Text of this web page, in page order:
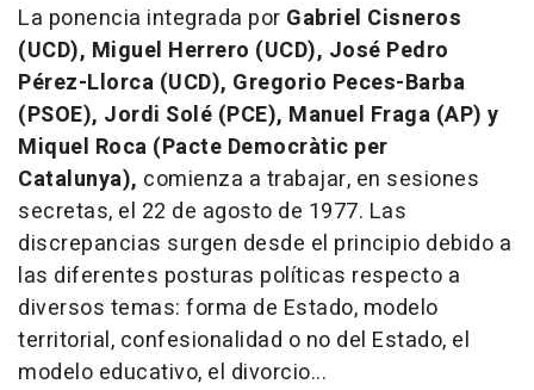
La ponencia integrada por Gabriel Cisneros
(UCD), Miguel Herrero (UCD), José Pedro
Pérez-Llorca (UCD), Gregorio Peces-Barba
(PSOE), Jordi Solé (PCE), Manuel Fraga (AP) y
Miquel Roca (Pacte Democràtic per
Catalunya), comienza a trabajar, en sesiones
secretas, el 22 de agosto de 1977. Las
discrepancias surgen desde el principio debido a
las diferentes posturas políticas respecto a
diversos temas: forma de Estado, modelo
territorial, confesionalidad o no del Estado, el
modelo educativo, el divorcio...